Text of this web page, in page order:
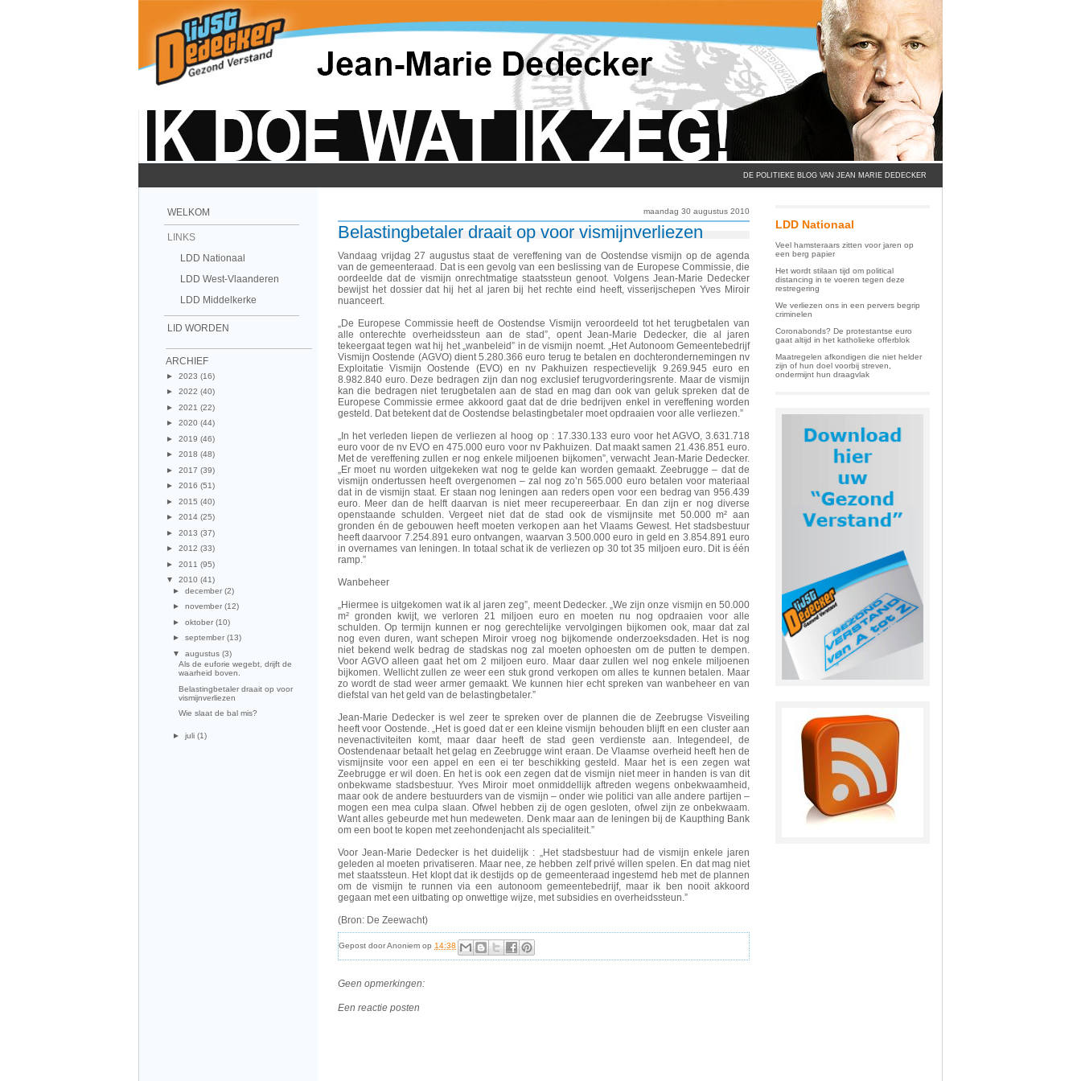
DE POLITIEKE BLOG VAN JEAN MARIE DEDECKER
WELKOM
LINKS
LDD Nationaal
LDD West-Vlaanderen
LDD Middelkerke
LID WORDEN
ARCHIEF
► 2023 (16)
► 2022 (40)
► 2021 (22)
► 2020 (44)
► 2019 (46)
► 2018 (48)
► 2017 (39)
► 2016 (51)
► 2015 (40)
► 2014 (25)
► 2013 (37)
► 2012 (33)
► 2011 (95)
▼ 2010 (41)
► december (2)
► november (12)
► oktober (10)
► september (13)
▼ augustus (3)
Als de euforie wegebt, drijft de
waarheid boven.
Belastingbetaler draait op voor
vismijnverliezen
Wie slaat de bal mis?
► juli (1)
maandag 30 augustus 2010
Belastingbetaler draait op voor vismijnverliezen
Vandaag vrijdag 27 augustus staat de vereffening van de Oostendse vismijn op de agenda
van de gemeenteraad. Dat is een gevolg van een beslissing van de Europese Commissie, die
oordeelde dat de vismijn onrechtmatige staatssteun genoot. Volgens Jean-Marie Dedecker
bewijst het dossier dat hij het al jaren bij het rechte eind heeft, visserijschepen Yves Miroir
nuanceert.
„De Europese Commissie heeft de Oostendse Vismijn veroordeeld tot het terugbetalen van
alle onterechte overheidssteun aan de stad”, opent Jean-Marie Dedecker, die al jaren
tekeergaat tegen wat hij het „wanbeleid” in de vismijn noemt. „Het Autonoom Gemeentebedrijf
Vismijn Oostende (AGVO) dient 5.280.366 euro terug te betalen en dochterondernemingen nv
Exploitatie Vismijn Oostende (EVO) en nv Pakhuizen respectievelijk 9.269.945 euro en
8.982.840 euro. Deze bedragen zijn dan nog exclusief terugvorderingsrente. Maar de vismijn
kan die bedragen niet terugbetalen aan de stad en mag dan ook van geluk spreken dat de
Europese Commissie ermee akkoord gaat dat de drie bedrijven enkel in vereffening worden
gesteld. Dat betekent dat de Oostendse belastingbetaler moet opdraaien voor alle verliezen.”
„In het verleden liepen de verliezen al hoog op : 17.330.133 euro voor het AGVO, 3.631.718
euro voor de nv EVO en 475.000 euro voor nv Pakhuizen. Dat maakt samen 21.436.851 euro.
Met de vereffening zullen er nog enkele miljoenen bijkomen”, verwacht Jean-Marie Dedecker.
„Er moet nu worden uitgekeken wat nog te gelde kan worden gemaakt. Zeebrugge – dat de
vismijn ondertussen heeft overgenomen – zal nog zo’n 565.000 euro betalen voor materiaal
dat in de vismijn staat. Er staan nog leningen aan reders open voor een bedrag van 956.439
euro. Meer dan de helft daarvan is niet meer recupereerbaar. En dan zijn er nog diverse
openstaande schulden. Vergeet niet dat de stad ook de vismijnsite met 50.000 m² aan
gronden én de gebouwen heeft moeten verkopen aan het Vlaams Gewest. Het stadsbestuur
heeft daarvoor 7.254.891 euro ontvangen, waarvan 3.500.000 euro in geld en 3.854.891 euro
in overnames van leningen. In totaal schat ik de verliezen op 30 tot 35 miljoen euro. Dit is één
ramp.”
Wanbeheer
„Hiermee is uitgekomen wat ik al jaren zeg”, meent Dedecker. „We zijn onze vismijn en 50.000
m² gronden kwijt, we verloren 21 miljoen euro en moeten nu nog opdraaien voor alle
schulden. Op termijn kunnen er nog gerechtelijke vervolgingen bijkomen ook, maar dat zal
nog even duren, want schepen Miroir vroeg nog bijkomende onderzoeksdaden. Het is nog
niet bekend welk bedrag de stadskas nog zal moeten ophoesten om de putten te dempen.
Voor AGVO alleen gaat het om 2 miljoen euro. Maar daar zullen wel nog enkele miljoenen
bijkomen. Wellicht zullen ze weer een stuk grond verkopen om alles te kunnen betalen. Maar
zo wordt de stad weer armer gemaakt. We kunnen hier echt spreken van wanbeheer en van
diefstal van het geld van de belastingbetaler.”
Jean-Marie Dedecker is wel zeer te spreken over de plannen die de Zeebrugse Visveiling
heeft voor Oostende. „Het is goed dat er een kleine vismijn behouden blijft en een cluster aan
nevenactiviteiten komt, maar daar heeft de stad geen verdienste aan. Integendeel, de
Oostendenaar betaalt het gelag en Zeebrugge wint eraan. De Vlaamse overheid heeft hen de
vismijnsite voor een appel en een ei ter beschikking gesteld. Maar het is een zegen wat
Zeebrugge er wil doen. En het is ook een zegen dat de vismijn niet meer in handen is van dit
onbekwame stadsbestuur. Yves Miroir moet onmiddellijk aftreden wegens onbekwaamheid,
maar ook de andere bestuurders van de vismijn – onder wie politici van alle andere partijen –
mogen een mea culpa slaan. Ofwel hebben zij de ogen gesloten, ofwel zijn ze onbekwaam.
Want alles gebeurde met hun medeweten. Denk maar aan de leningen bij de Kaupthing Bank
om een boot te kopen met zeehondenjacht als specialiteit.”
Voor Jean-Marie Dedecker is het duidelijk : „Het stadsbestuur had de vismijn enkele jaren
geleden al moeten privatiseren. Maar nee, ze hebben zelf privé willen spelen. En dat mag niet
met staatssteun. Het klopt dat ik destijds op de gemeenteraad ingestemd heb met de plannen
om de vismijn te runnen via een autonoom gemeentebedrijf, maar ik ben nooit akkoord
gegaan met een uitbating op onwettige wijze, met subsidies en overheidssteun.”
(Bron: De Zeewacht)
Gepost doorAnoniem op 14:38
Geen opmerkingen:
Een reactie posten
LDD Nationaal
Veel hamsteraars zitten voor jaren op
een berg papier
Het wordt stilaan tijd om political
distancing in te voeren tegen deze
restregering
We verliezen ons in een pervers begrip
criminelen
Coronabonds? De protestantse euro
gaat altijd in het katholieke offerblok
Maatregelen afkondigen die niet helder
zijn of hun doel voorbij streven,
ondermijnt hun draagvlak